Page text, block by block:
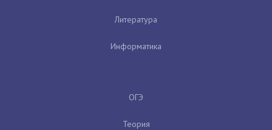
Литература
Информатика
ОГЭ
Теория